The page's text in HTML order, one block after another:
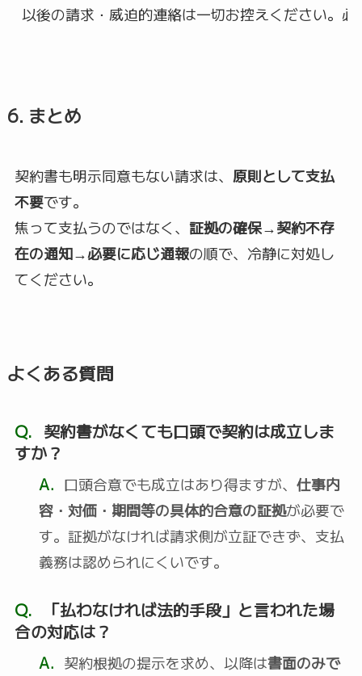
6. まとめ
契約書も明示同意もない請求は、 原則として支払
不要です。
焦って支払うのではなく、 証拠の確保→契約不存
在の通知→必要に応じ通報の順で、冷静に対処し
てください。
よくある質問
Q. 契約書がなくても口頭で契約は成立しま
すか？
A. 口頭合意でも成立はあり得ますが、仕事内
容・対価・期間等の具体的合意の証拠が必要で
す。証拠がなければ請求側が立証できず、支払
義務は認められにくいです。
Q.
「払わなければ法的手段」と言われた場
合の対応は？
A. 契約根拠の提示を求め、以降は書面のみで